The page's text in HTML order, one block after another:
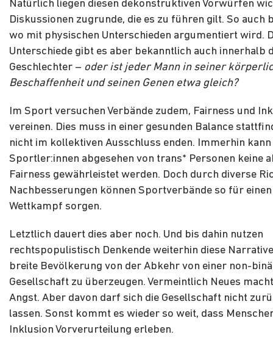
Natürlich liegen diesen dekonstruktiven Vorwürfen
Diskussionen zugrunde, die es zu führen gilt. So auch
wo mit physischen Unterschieden argumentiert wird.
Unterschiede gibt es aber bekanntlich auch innerhalb
Geschlechter – oder ist jeder Mann in seiner
Beschaffenheit und seinen Genen etwa gleich?
Im Sport versuchen Verbände zudem, Fairness und
vereinen. Dies muss in einer gesunden Balance
nicht im kollektiven Ausschluss enden. Immerhin kann
Sportler:innen abgesehen von trans* Personen keine
Fairness gewährleistet werden. Doch durch diverse
Nachbesserungen können Sportverbände so für
Wettkampf sorgen.
Letztlich dauert dies aber noch. Und bis dahin nutzen
rechtspopulistisch Denkende weiterhin diese
breite Bevölkerung von der Abkehr von einer non-
Gesellschaft zu überzeugen. Vermeintlich Neues
Angst. Aber davon darf sich die Gesellschaft nicht
lassen. Sonst kommt es wieder so weit, dass
Inklusion Vorverurteilung erleben.